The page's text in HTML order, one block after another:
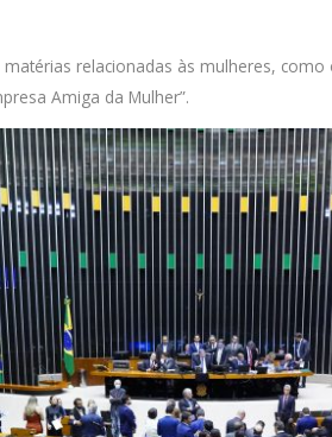
relacionadas às mulheres,
Amiga da Mulher”.